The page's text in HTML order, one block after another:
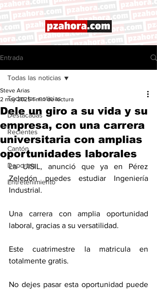
Entrada
Todas las noticias
Destacadas
Recientes
Cantón
Deportes
Entretenimiento
Todas las noticias
Dele un giro a su vida y su
empresa, con una carrera
universitaria con amplias
oportunidades laborales
Steve Arias
2 may 2025 1 min de lectura
La UISIL, anunció que ya en Pérez
Zeledón puedes estudiar Ingeniería
Industrial.
Una carrera con amplia oportunidad
laboral, gracias a su versatilidad.
Este cuatrimestre la matricula en
totalmente gratis.
No dejes pasar esta oportunidad puede